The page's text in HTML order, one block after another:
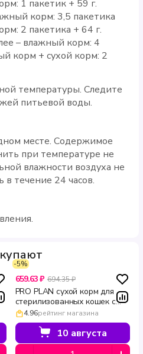
1 пакетик + 59 г.
корм: 3,5 пакетика
2 пакетика + 64 г.
– влажный корм: 4
корм + сухой корм: 2
температуры. Следите
питьевой воды.
месте. Содержимое
при температуре не
влажности воздуха не
в течение 24 часов.
-5%
659.63 ₽ 694.35 ₽
PRO PLAN сухой корм для
стерилизованных кошек с
лососем для поддержания
мозга и почек Sterilised
VITAL FUNCTIONS 400 г
4.96рейтинг магазина
10 августа